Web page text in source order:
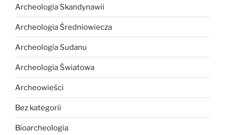
Archeologia Skandynawii
Archeologia Średniowiecza
Archeologia Sudanu
Archeologia Światowa
Archeowieści
Bez kategorii
Bioarcheologia